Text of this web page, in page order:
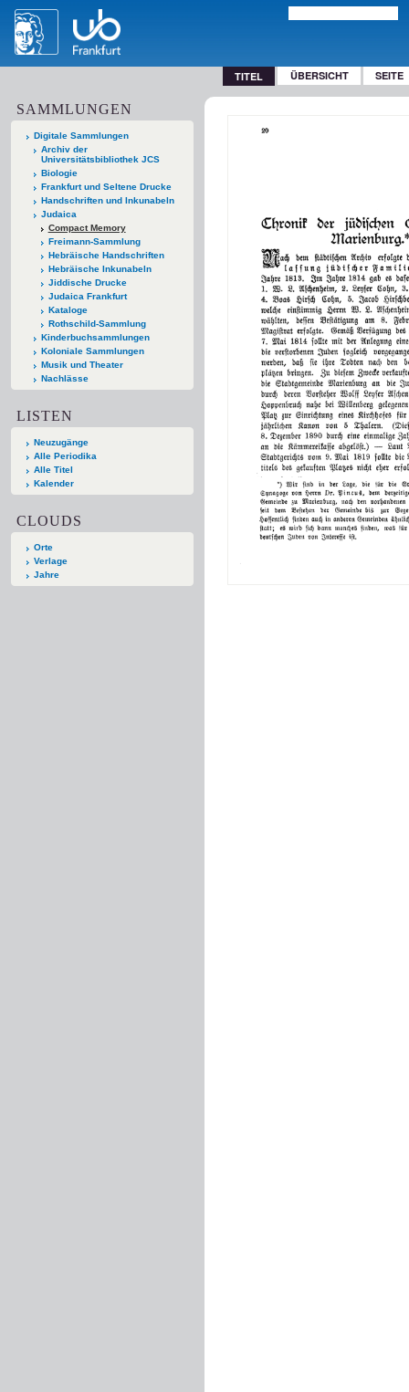
TITEL ÜBERSICHT SEITE
SAMMLUNGEN
Digitale Sammlungen
Archiv der
Universitätsbibliothek JCS
Biologie
Frankfurt und Seltene Drucke
Handschriften und Inkunabeln
Judaica
Compact Memory
Freimann-Sammlung
Hebräische Handschriften
Hebräische Inkunabeln
Jiddische Drucke
Judaica Frankfurt
Kataloge
Rothschild-Sammlung
Kinderbuchsammlungen
Koloniale Sammlungen
Musik und Theater
Nachlässe
LISTEN
Neuzugänge
Alle Periodika
Alle Titel
Kalender
CLOUDS
Orte
Verlage
Jahre